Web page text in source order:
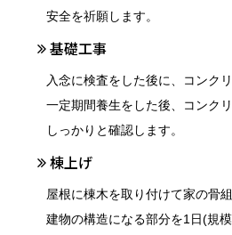
安全を祈願します。
基礎工事
入念に検査をした後に、コンク
一定期間養生をした後、コンク
しっかりと確認します。
棟上げ
屋根に棟木を取り付けて家の骨
建物の構造になる部分を1日(規